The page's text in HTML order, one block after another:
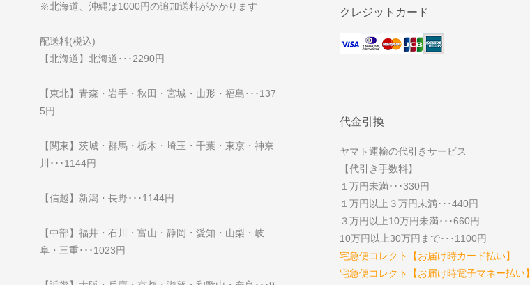
※北海道、沖縄は1000円の追加送料がかかります
配送料(税込)
【北海道】北海道･･･2290円
【東北】青森・岩手・秋田・宮城・山形・福島･･･137
5円
【関東】茨城・群馬・栃木・埼玉・千葉・東京・神奈
川･･･1144円
【信越】新潟・長野･･･1144円
【中部】福井・石川・富山・静岡・愛知・山梨・岐
阜・三重･･･1023円
クレジットカード
代金引換
ヤマト運輸の代引きサービス
【代引き手数料】
１万円未満･･･330円
１万円以上３万円未満･･･440円
３万円以上10万円未満･･･660円
10万円以上30万円まで･･･1100円
宅急便コレクト【お届け時カード払い】
宅急便コレクト【お届け時電子マネー払い】